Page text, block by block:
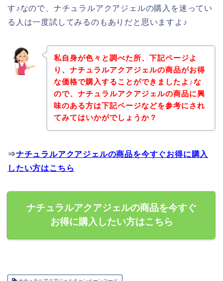
す♪なので、ナチュラルアクアジェルの購入を迷ってい
る人は一度試してみるのもありだと思いますよ♪
私自身が色々と調べた所、下記ページよ
り、ナチュラルアクアジェルの商品がお得
な価格で購入することができましたよ♪な
ので、ナチュラルアクアジェルの商品に興
味のある方は下記ページなどを参考にされ
てみてはいかがでしょうか？
⇒ナチュラルアクアジェルの商品を今すぐお得に購入
したい方はこちら
ナチュラルアクアジェルの商品を今すぐ
お得に購入したい方はこちら